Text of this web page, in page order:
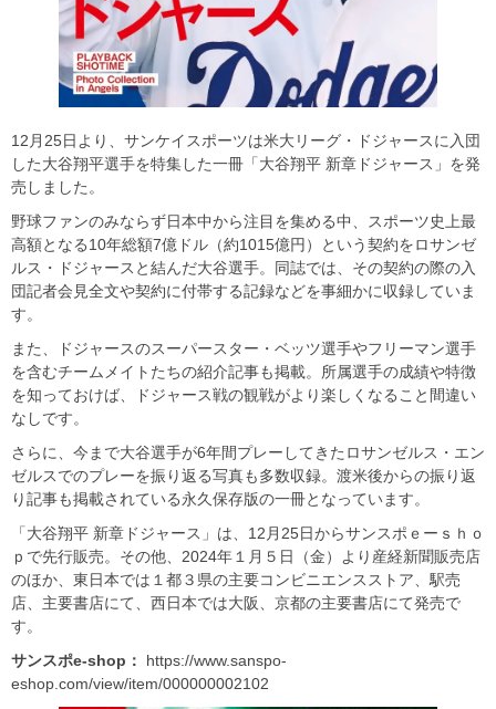
12月25日より、サンケイスポーツは米大リーグ・ドジャースに入団
した大谷翔平選手を特集した一冊「大谷翔平 新章ドジャース」を発
売しました。
野球ファンのみならず日本中から注目を集める中、スポーツ史上最
高額となる10年総額7億ドル（約1015億円）という契約をロサンゼ
ルス・ドジャースと結んだ大谷選手。同誌では、その契約の際の入
団記者会見全文や契約に付帯する記録などを事細かに収録していま
す。
また、ドジャースのスーパースター・ベッツ選手やフリーマン選手
を含むチームメイトたちの紹介記事も掲載。所属選手の成績や特徴
を知っておけば、ドジャース戦の観戦がより楽しくなること間違い
なしです。
さらに、今まで大谷選手が6年間プレーしてきたロサンゼルス・エン
ゼルスでのプレーを振り返る写真も多数収録。渡米後からの振り返
り記事も掲載されている永久保存版の一冊となっています。
「大谷翔平 新章ドジャース」は、12月25日からサンスポｅーｓｈｏ
ｐで先行販売。その他、2024年１月５日（金）より産経新聞販売店
のほか、東日本では１都３県の主要コンビニエンスストア、駅売
店、主要書店にて、西日本では大阪、京都の主要書店にて発売で
す。
サンスポe-shop：
https://www.sanspo-
eshop.com/view/item/000000002102